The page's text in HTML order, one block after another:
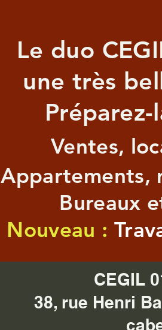
Le duo
une très
Ventes,
Appartements,
Bureaux
Nouveau :
CEGIL
38, rue Henri